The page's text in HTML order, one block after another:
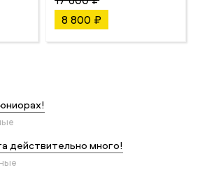
8 800 ₽
действительно много!